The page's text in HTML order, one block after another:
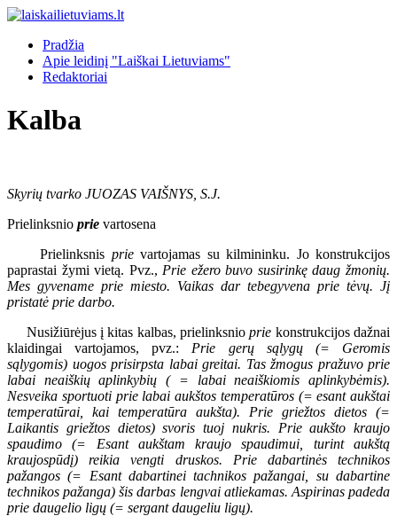
Pradžia
Apie leidinį "Laiškai Lietuviams"
Redaktoriai
Kalba
Skyrių tvarko JUOZAS VAIŠNYS, S.J.
Prielinksnio prie vartosena
Prielinksnis prievartojamas su kilmininku. Jo konstrukcijos
paprastai žymi vietą. Pvz., Prie ežero buvo susirinkę daug žmonių.
Mes gyvename prie miesto. Vaikas dar tebegyvena prie tėvų. Jį
pristatė prie darbo.
Nusižiūrėjus į kitas kalbas, prielinksnioprie konstrukcijos dažnai
klaidingai vartojamos, pvz.: Prie gerų sąlygų (= Geromis
sąlygomis) uogos prisirpsta labai greitai. Tas žmogus pražuvo prie
labai neaiškių aplinkybių ( = labai neaiškiomis aplinkybėmis).
Nesveika sportuoti prie labai aukštos temperatūros (= esant aukštai
temperatūrai, kai temperatūra aukšta). Prie griežtos dietos (=
Laikantis griežtos dietos) svoris tuoj nukris. Prie aukšto kraujo
spaudimo (= Esant aukštam kraujo spaudimui, turint aukštą
kraujospūdį) reikia vengti druskos. Prie dabartinės technikos
pažangos (= Esant dabartinei tachnikos pažangai, su dabartine
technikos pažanga) šis darbas lengvai atliekamas. Aspirinas padeda
prie daugelio ligų (= sergant daugeliu ligų).